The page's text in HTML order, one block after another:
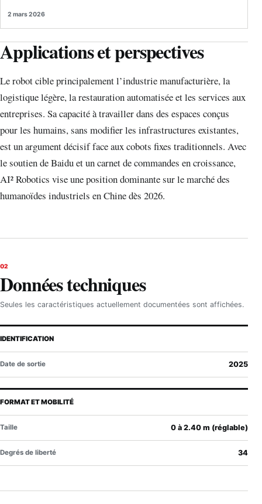
2 mars 2026
Applications et perspectives
Le robot cible principalement l’industrie manufacturière, la
logistique légère, la restauration automatisée et les services aux
entreprises. Sa capacité à travailler dans des espaces conçus
pour les humains, sans modifier les infrastructures existantes,
est un argument décisif face aux cobots fixes traditionnels. Avec
le soutien de Baidu et un carnet de commandes en croissance,
AI² Robotics vise une position dominante sur le marché des
humanoïdes industriels en Chine dès 2026.
02
Données techniques
Seules les caractéristiques actuellement documentées sont affichées.
IDENTIFICATION
Date de sortie 2025
FORMAT ET MOBILITÉ
Taille 0 à 2.40 m (réglable)
Degrés de liberté 34